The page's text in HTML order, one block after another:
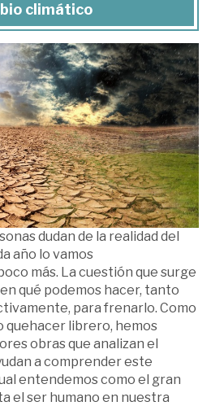
climático
dudan de la realidad del
año lo vamos
más. La cuestión que surge
qué podemos hacer, tanto
para frenarlo. Como
quehacer librero, hemos
obras que analizan el
a comprender este
entendemos como el gran
el ser humano en nuestra